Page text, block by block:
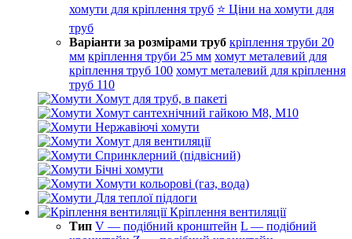
хомути для кріплення труб ⭐ Ціни на хомути для
труб
Варіанти за розмірами труб кріплення труби 20
мм кріплення труби 25 мм хомут металевий для
кріплення труб 100 хомут металевий для кріплення
труб 110
Хомут для труб, в пакеті
Хомут сантехнічний гайкою М8, М10
Нержавіючі хомути
Хомут для вентиляції
Спринклерний (підвісний)
Бічні хомути
Хомути кольорові (газ, вода)
Для теплої підлоги
Кріплення вентиляції
Тип V — подібний кронштейн L — подібний